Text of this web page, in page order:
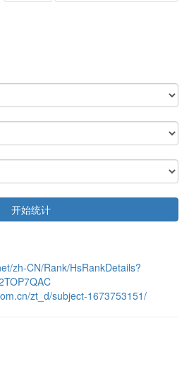
开始统计
zh-CN/Rank/HsRankDetails?
zt_d/subject-1673753151/